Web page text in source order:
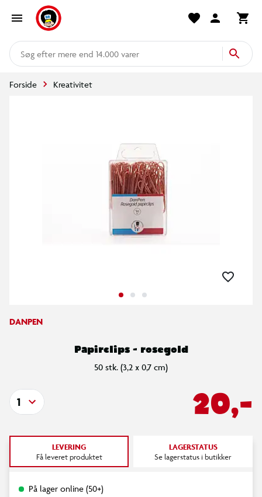
mere end 14.000 varer
Forside Kreativitet
DANPEN
Papirclips - rosegold
50 stk. (3,2 x 0,7 cm)
20,-
1
LEVERING
Få leveret produktet
LAGERSTATUS
Se lagerstatus i butikker
På lager online (50+)